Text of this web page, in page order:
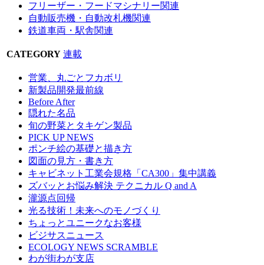
フリーザー・フードマシナリー関連
自動販売機・自動改札機関連
鉄道車両・駅舎関連
CATEGORY 連載
営業、丸ごとフカボリ
新製品開発最前線
Before After
隠れた名品
旬の野菜とタキゲン製品
PICK UP NEWS
ポンチ絵の基礎と描き方
図面の見方・書き方
キャビネット工業会規格「CA300」集中講義
ズバッとお悩み解決 テクニカル Q and A
瀧源点回帰
光る技術！未来へのモノづくり
ちょっとユニークなお客様
ビジサスニュース
ECOLOGY NEWS SCRAMBLE
わが街わが支店